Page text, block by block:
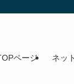
ページ ネッ